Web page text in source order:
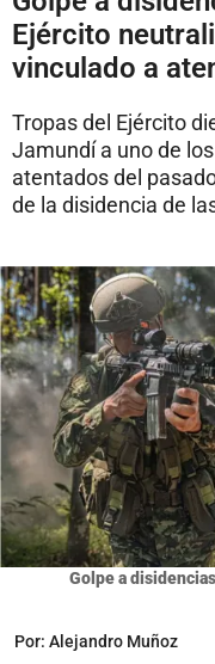
Ejército
vinculado a
Tropas del Ejército
Jamundí a uno de
atentados del
de la disidencia de
Golpe a
Por: Alejandro Muñoz